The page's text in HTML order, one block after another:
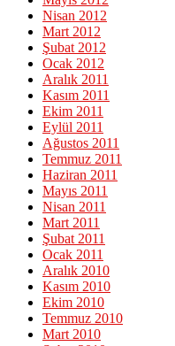
Nisan 2012
Mart 2012
Şubat 2012
Ocak 2012
Aralık 2011
Kasım 2011
Ekim 2011
Eylül 2011
Ağustos 2011
Temmuz 2011
Haziran 2011
Mayıs 2011
Nisan 2011
Mart 2011
Şubat 2011
Ocak 2011
Aralık 2010
Kasım 2010
Ekim 2010
Temmuz 2010
Mart 2010